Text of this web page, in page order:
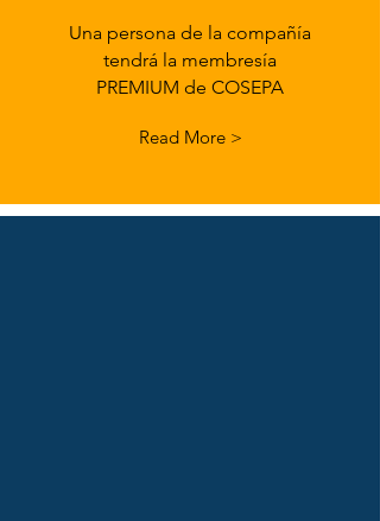
Una persona de la compañía
tendrá la membresía
PREMIUM de COSEPA
Read More >